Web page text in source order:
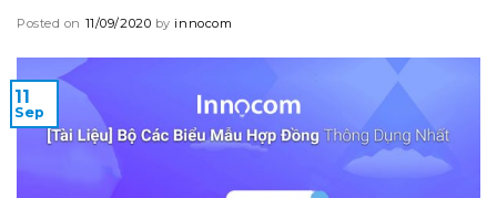
Posted on 11/09/2020 by innocom
11
Sep